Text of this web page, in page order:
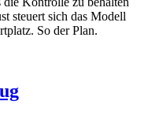
steuert sich das Modell
So der Plan.